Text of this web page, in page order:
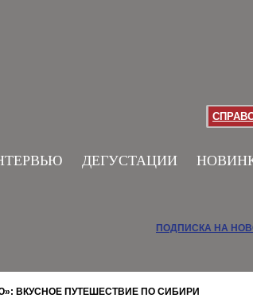
ДЕГУСТАЦИИ
ПОДПИСКА НА
ВКУСНОЕ ПУТЕШЕСТВИЕ ПО СИБИРИ